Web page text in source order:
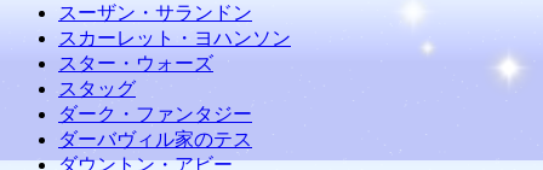
スーザン・サランドン
スカーレット・ヨハンソン
スター・ウォーズ
スタッグ
ダーク・ファンタジー
ダーバヴィル家のテス
ダウントン・アビー